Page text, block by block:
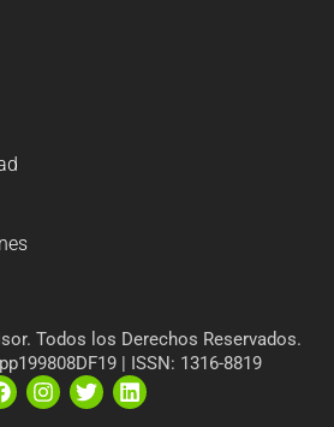
Todos los Derechos Reservados.
| ISSN: 1316-8819